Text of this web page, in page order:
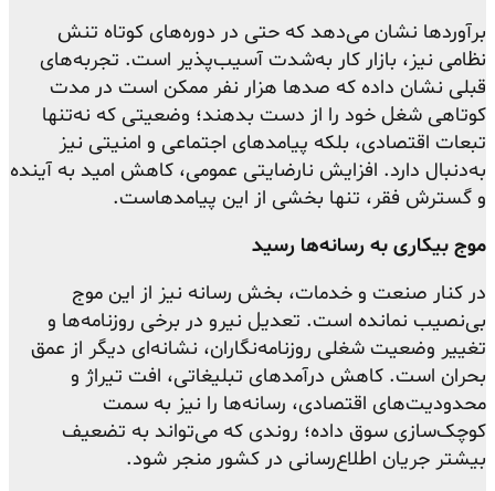
برآوردها نشان می‌دهد که حتی در دوره‌های کوتاه تنش
نظامی نیز، بازار کار به‌شدت آسیب‌پذیر است. تجربه‌های
قبلی نشان داده که صدها هزار نفر ممکن است در مدت
کوتاهی شغل خود را از دست بدهند؛ وضعیتی که نه‌تنها
تبعات اقتصادی، بلکه پیامدهای اجتماعی و امنیتی نیز
به‌دنبال دارد. افزایش نارضایتی عمومی، کاهش امید به آینده
و گسترش فقر، تنها بخشی از این پیامدهاست.
موج بیکاری به رسانه‌ها رسید
در کنار صنعت و خدمات، بخش رسانه نیز از این موج
بی‌نصیب نمانده است. تعدیل نیرو در برخی روزنامه‌ها و
تغییر وضعیت شغلی روزنامه‌نگاران، نشانه‌ای دیگر از عمق
بحران است. کاهش درآمدهای تبلیغاتی، افت تیراژ و
محدودیت‌های اقتصادی، رسانه‌ها را نیز به سمت
کوچک‌سازی سوق داده؛ روندی که می‌تواند به تضعیف
بیشتر جریان اطلاع‌رسانی در کشور منجر شود.